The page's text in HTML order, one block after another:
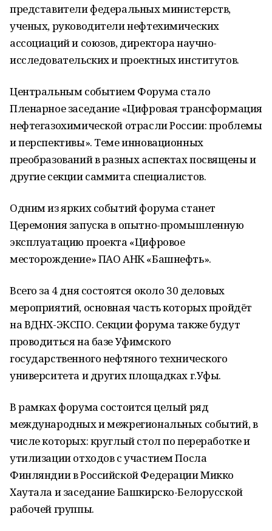
представители федеральных министерств,
ученых, руководители нефтехимических
ассоциаций и союзов, директора научно-
исследовательских и проектных институтов.
Центральным событием Форума стало
Пленарное заседание «Цифровая трансформация
нефтегазохимической отрасли России: проблемы
и перспективы». Теме инновационных
преобразований в разных аспектах посвящены и
другие секции саммита специалистов.
Одним из ярких событий форума станет
Церемония запуска в опытно-промышленную
эксплуатацию проекта «Цифровое
месторождение» ПАО АНК «Башнефть».
Всего за 4 дня состоятся около 30 деловых
мероприятий, основная часть которых пройдёт
на ВДНХ-ЭКСПО. Секции форума также будут
проводиться на базе Уфимского
государственного нефтяного технического
университета и других площадках г.Уфы.
В рамках форума состоится целый ряд
международных и межрегиональных событий, в
числе которых: круглый стол по переработке и
утилизации отходов с участием Посла
Финляндии в Российской Федерации Микко
Хаутала и заседание Башкирско-Белорусской
рабочей группы.